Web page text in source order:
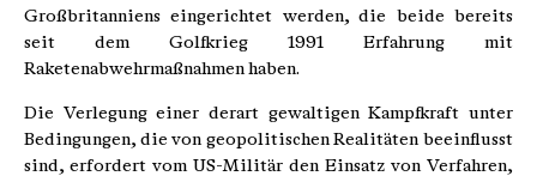
Großbritanniens eingerichtet werden, die beide bereits
seit dem Golfkrieg 1991 Erfahrung mit
Raketenabwehrmaßnahmen haben.
Die Verlegung einer derart gewaltigen Kampfkraft unter
Bedingungen, die von geopolitischen Realitäten beeinflusst
sind, erfordert vom US-Militär den Einsatz von Verfahren,